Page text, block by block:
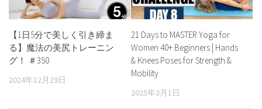
【1日5分で美しく引き締ま
る】魔法の美尻トレーニン
グ！ ＃350
2024年12月29日
21 Days to MASTER Yoga for
Women 40+ Beginners | Hands
& Knees Poses for Strength &
Mobility
2025年3月1日